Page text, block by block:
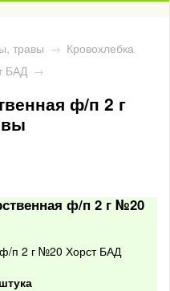
травы → Кровохлебка
БАД →
ф/п 2 г
ф/п 2 г №20
п 2 г №20 Хорст БАД